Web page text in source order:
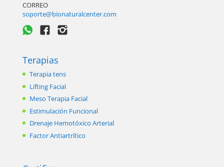
CORREO
soporte@bionaturalcenter.com
Terapias
Terapia tens
Lifting Facial
Meso Terapia Facial
Estimulación Funcional
Drenaje Hemotóxico Arterial
Factor Antiartrítico